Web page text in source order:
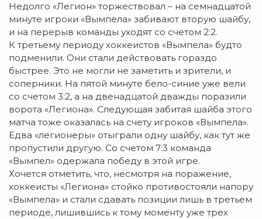
Недолго «Легион» торжествовал – на семнадцатой
минуте игроки «Вымпела» забивают вторую шайбу,
и на перерыв команды уходят со счетом 2:2.
К третьему периоду хоккеистов «Вымпела» будто
подменили. Они стали действовать гораздо
быстрее. Это не могли не заметить и зрители, и
соперники. На пятой минуте бело-синие уже вели
со счетом 3:2, а на двенадцатой дважды поразили
ворота «Легиона». Следующая забитая шайба этого
матча тоже оказалась на счету игроков «Вымпела».
Едва «легионеры» отыграли одну шайбу, как тут же
пропустили другую. Со счетом 7:3 команда
«Вымпел» одержала победу в этой игре.
Хочется отметить, что, несмотря на поражение,
хоккеисты «Легиона» стойко противостояли напору
«Вымпела» и стали сдавать позиции лишь в третьем
периоде, лишившись к тому моменту уже трех